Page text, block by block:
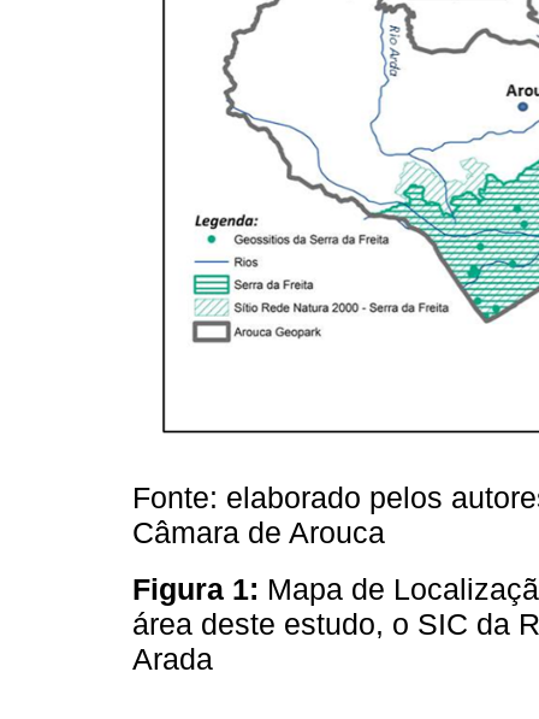
Fonte: elaborado pelos
Câmara de Arouca
Figura 1: Mapa de
área deste estudo, o SIC da
Arada